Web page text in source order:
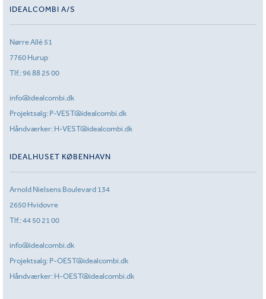
IDEALCOMBI A/S
Nørre Allé 51
7760 Hurup
Tlf.:96 88 25 00
info@idealcombi.dk
Projektsalg: P-VEST@idealcombi.dk
Håndværker: H-VEST@idealcombi.dk
IDEALHUSET KØBENHAVN
Arnold Nielsens Boulevard 134
2650 Hvidovre
Tlf.:44 50 21 00
info@idealcombi.dk
Projektsalg: P-OEST@idealcombi.dk
Håndværker: H-OEST@idealcombi.dk